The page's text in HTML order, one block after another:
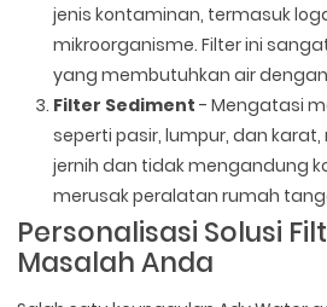
jenis kontaminan, termasuk
mikroorganisme. Filter ini
yang membutuhkan air
Filter Sediment - Mengatasi
seperti pasir, lumpur, dan
jernih dan tidak mengandung
merusak peralatan rumah
Personalisasi Solusi
Masalah Anda